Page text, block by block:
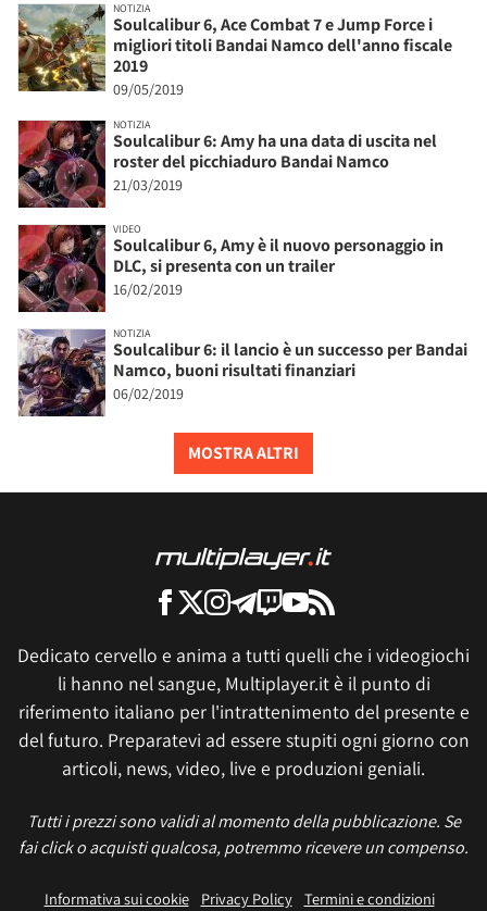
NOTIZIA
Soulcalibur 6, Ace Combat 7 e Jump Force i
migliori titoli Bandai Namco dell'anno fiscale
2019
09/05/2019
NOTIZIA
Soulcalibur 6: Amy ha una data di uscita nel
roster del picchiaduro Bandai Namco
21/03/2019
VIDEO
Soulcalibur 6, Amy è il nuovo personaggio in
DLC, si presenta con un trailer
16/02/2019
NOTIZIA
Soulcalibur 6: il lancio è un successo per Bandai
Namco, buoni risultati finanziari
06/02/2019
MOSTRA ALTRI
Dedicato cervello e anima a tutti quelli che i videogiochi
li hanno nel sangue, Multiplayer.it è il punto di
riferimento italiano per l'intrattenimento del presente e
del futuro. Preparatevi ad essere stupiti ogni giorno con
articoli, news, video, live e produzioni geniali.
Tutti i prezzi sono validi al momento della pubblicazione. Se
fai click o acquisti qualcosa, potremmo ricevere un compenso.
Informativa sui cookie Privacy Policy Termini e condizioni